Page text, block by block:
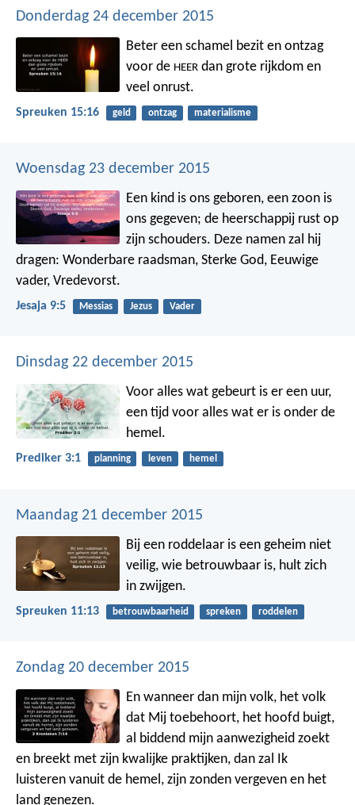
Donderdag 24 december 2015
Beter een schamel bezit en ontzag
voor de HEER dan grote rijkdom en
veel onrust.
Spreuken 15:16 geld ontzag materialisme
Woensdag 23 december 2015
Een kind is ons geboren, een zoon is
ons gegeven; de heerschappij rust op
zijn schouders. Deze namen zal hij
dragen: Wonderbare raadsman, Sterke God, Eeuwige
vader, Vredevorst.
Jesaja 9:5 Messias Jezus Vader
Dinsdag 22 december 2015
Voor alles wat gebeurt is er een uur,
een tijd voor alles wat er is onder de
hemel.
Prediker 3:1 planning leven hemel
Maandag 21 december 2015
Bij een roddelaar is een geheim niet
veilig, wie betrouwbaar is, hult zich
in zwijgen.
Spreuken 11:13 betrouwbaarheid spreken roddelen
Zondag 20 december 2015
En wanneer dan mijn volk, het volk
dat Mij toebehoort, het hoofd buigt,
al biddend mijn aanwezigheid zoekt
en breekt met zijn kwalijke praktijken, dan zal Ik
luisteren vanuit de hemel, zijn zonden vergeven en het
land genezen.